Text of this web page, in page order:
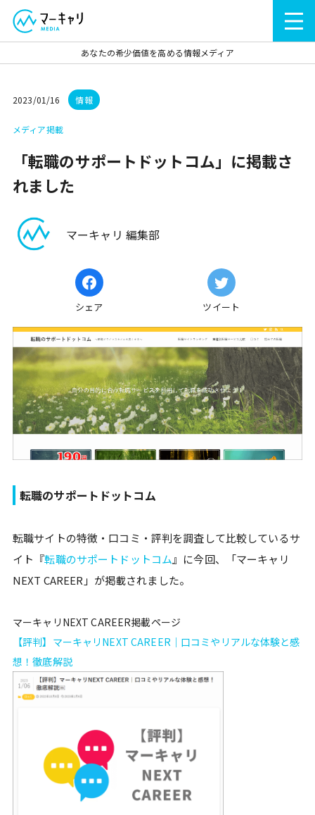
あなたの希少価値を高める情報メディア
2023/01/16 情報
メディア掲載
「転職のサポートドットコム」に掲載さ
れました
マーキャリ 編集部
シェア ツイート
転職のサポートドットコム
転職サイトの特徴・口コミ・評判を調査して比較しているサ
イト『転職のサポートドットコム』に今回、「マーキャリ
NEXT CAREER」が掲載されました。
マーキャリNEXT CAREER掲載ページ
【評判】マーキャリNEXT CAREER｜口コミやリアルな体験と感
想！徹底解説